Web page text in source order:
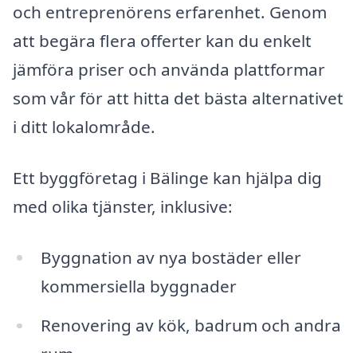
och entreprenörens erfarenhet. Genom
att begära flera offerter kan du enkelt
jämföra priser och använda plattformar
som vår för att hitta det bästa alternativet
i ditt lokalområde.
Ett byggföretag i Bälinge kan hjälpa dig
med olika tjänster, inklusive:
Byggnation av nya bostäder eller
kommersiella byggnader
Renovering av kök, badrum och andra